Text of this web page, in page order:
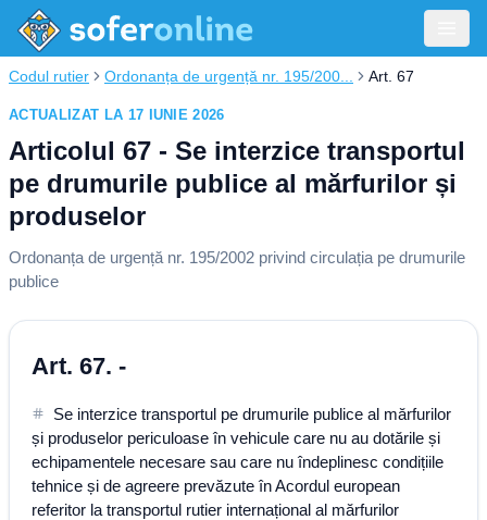
Codul rutier Ordonanța de urgență nr. 195/200... Art. 67
ACTUALIZAT LA 17 IUNIE 2026
Articolul 67 - Se interzice transportul
pe drumurile publice al mărfurilor și
produselor
Ordonanța de urgență nr. 195/2002 privind circulația pe drumurile
publice
Art. 67. -
Se interzice transportul pe drumurile publice al mărfurilor
și produselor periculoase în vehicule care nu au dotările și
echipamentele necesare sau care nu îndeplinesc condițiile
tehnice și de agreere prevăzute în Acordul european
referitor la transportul rutier internațional al mărfurilor